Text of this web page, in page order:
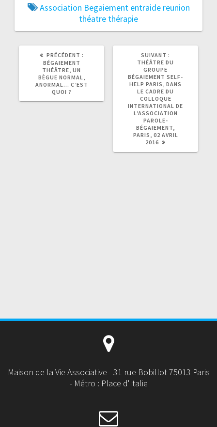
Association Begaiement entraide reunion
théatre thérapie
PRÉCÉDENT :
BÉGAIEMENT
THÉÂTRE, UN
BÈGUE NORMAL,
ANORMAL… C’EST
QUOI ?
SUIVANT :
SUIVANT
THÉÂTRE DU
GROUPE
BÉGAIEMENT SELF-
HELP PARIS, DANS
LE CADRE DU
COLLOQUE
INTERNATIONAL DE
L’ASSOCIATION
PAROLE-
BÉGAIEMENT,
PARIS, 02 AVRIL
2016
Maison de la Vie Associative - 31 rue Bobillot 75013 Paris
- Métro : Place d'Italie